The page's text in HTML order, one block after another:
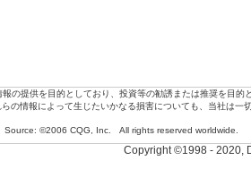
の提供を目的としており、投資等の勧誘または推奨を目
の情報によって生じたいかなる損害についても、当社は一
Source: ©2006 CQG, Inc. All rights reserved worldwide.
Copyright ©1998 - 2020,